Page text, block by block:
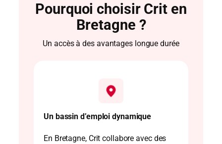
Pourquoi choisir Crit en
Bretagne ?
Un accès à des avantages longue durée
Un bassin d’emploi dynamique
En Bretagne, Crit collabore avec des